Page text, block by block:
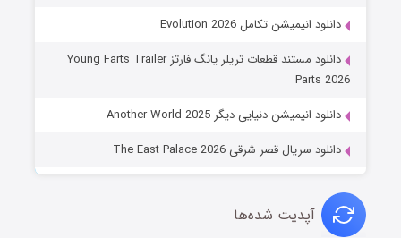
دانلود انیمیشن تکامل Evolution 2026
دانلود مستند قطعات تریلر یانگ فارتز Young Farts Trailer
Parts 2026
دانلود انیمیشن دنیایی دیگر Another World 2025
دانلود سریال قصر شرقی The East Palace 2026
آپدیت شده‌ها